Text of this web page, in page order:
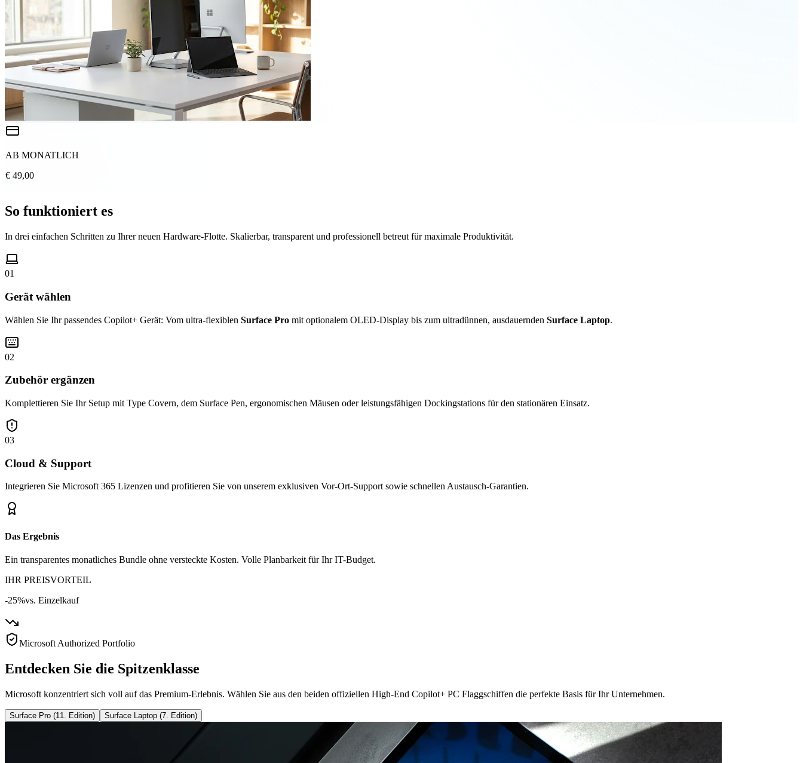
AB MONATLICH
€ 49,00
So funktioniert es
In drei einfachen Schritten zu Ihrer neuen Hardware-Flotte. Skalierbar, transparent und professionell betreut für maximale Produktivität.
01
Gerät wählen
Wählen Sie Ihr passendes Copilot+ Gerät: Vom ultra-flexiblen Surface Pro mit optionalem OLED-Display bis zum ultradünnen, ausdauernden Surface Laptop.
02
Zubehör ergänzen
Komplettieren Sie Ihr Setup mit Type Covern, dem Surface Pen, ergonomischen Mäusen oder leistungsfähigen Dockingstations für den stationären Einsatz.
03
Cloud & Support
Integrieren Sie Microsoft 365 Lizenzen und profitieren Sie von unserem exklusiven Vor-Ort-Support sowie schnellen Austausch-Garantien.
Das Ergebnis
Ein transparentes monatliches Bundle ohne versteckte Kosten. Volle Planbarkeit für Ihr IT-Budget.
IHR PREISVORTEIL
-25%vs. Einzelkauf
Microsoft Authorized Portfolio
Entdecken Sie die Spitzenklasse
Microsoft konzentriert sich voll auf das Premium-Erlebnis. Wählen Sie aus den beiden offiziellen High-End Copilot+ PC Flaggschiffen die perfekte Basis für Ihr Unternehmen.
Surface Pro (11. Edition) Surface Laptop (7. Edition)